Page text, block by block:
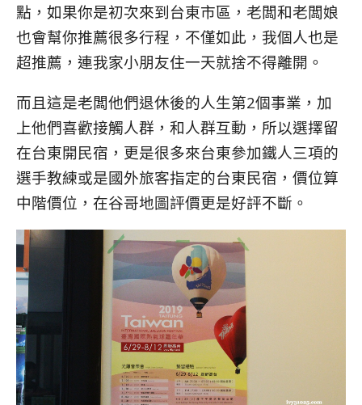
點，如果你是初次來到台東市區，老闆和老闆娘
也會幫你推薦很多行程，不僅如此，我個人也是
超推薦，連我家小朋友住一天就捨不得離開。
而且這是老闆他們退休後的人生第2個事業，加
上他們喜歡接觸人群，和人群互動，所以選擇留
在台東開民宿，更是很多來台東參加鐵人三項的
選手教練或是國外旅客指定的台東民宿，價位算
中階價位，在谷哥地圖評價更是好評不斷。